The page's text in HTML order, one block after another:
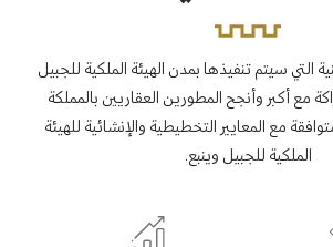
التي سيتم تنفيذها بمدن الهيئة الملكية للجبيل
مع أكبر وأنجح المطورين العقاريين بالمملكة
مع المعايير التخطيطية والإنشائية للهيئة
الملكية للجبيل وينبع.